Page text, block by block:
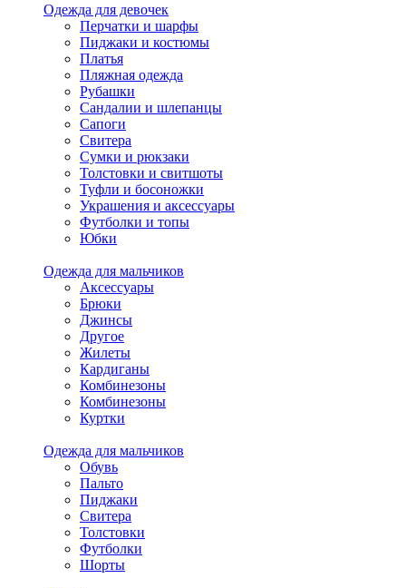
Одежда для девочек
Перчатки и шарфы
Пиджаки и костюмы
Платья
Пляжная одежда
Рубашки
Сандалии и шлепанцы
Сапоги
Свитера
Сумки и рюкзаки
Толстовки и свитшоты
Туфли и босоножки
Украшения и аксессуары
Футболки и топы
Юбки
Одежда для мальчиков
Аксессуары
Брюки
Джинсы
Другое
Жилеты
Кардиганы
Комбинезоны
Комбинезоны
Куртки
Одежда для мальчиков
Обувь
Пальто
Пиджаки
Свитера
Толстовки
Футболки
Шорты